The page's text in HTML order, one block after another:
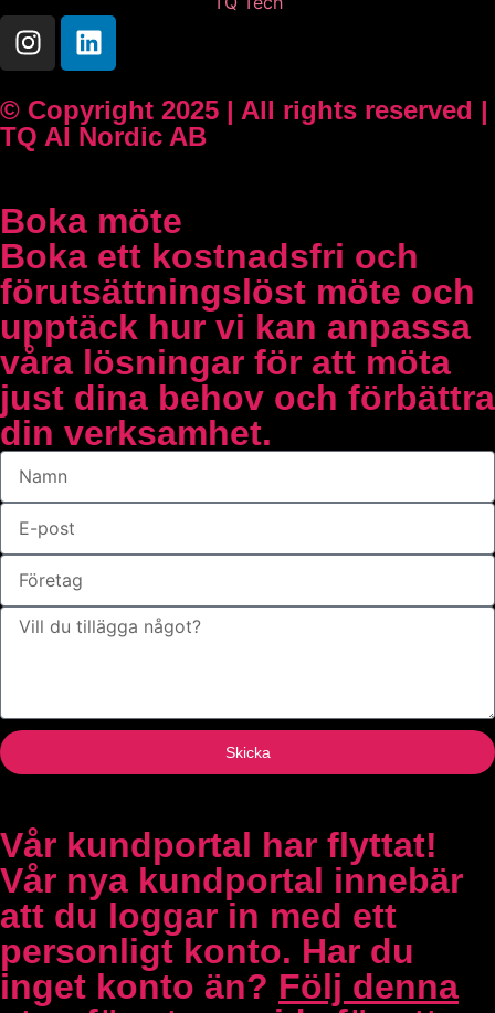
© Copyright 2025 | All rights reserved |
TQ AI Nordic AB
Boka möte
Boka ett kostnadsfri och
förutsättningslöst möte och
upptäck hur vi kan anpassa
våra lösningar för att möta
just dina behov och förbättra
din verksamhet.
Skicka
Vår kundportal har flyttat!
Vår nya kundportal innebär
att du loggar in med ett
personligt konto. Har du
inget konto än? Följ denna